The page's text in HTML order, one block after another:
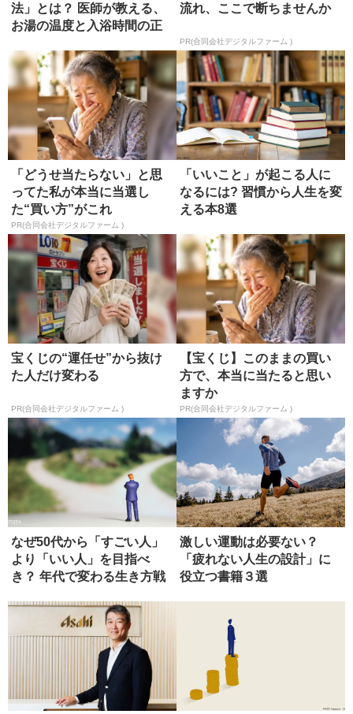
法」とは？ 医師が教える、
お湯の温度と入浴時間の正
流れ、ここで断ちませんか
PR(合同会社デジタルファーム )
「どうせ当たらない」と思
ってた私が本当に当選し
た“買い方”がこれ
PR(合同会社デジタルファーム )
「いいこと」が起こる人に
なるには? 習慣から人生を変
える本8選
宝くじの“運任せ”から抜け
た人だけ変わる
PR(合同会社デジタルファーム )
【宝くじ】このままの買い
方で、本当に当たると思い
ますか
PR(合同会社デジタルファーム )
なぜ50代から「すごい人」
より「いい人」を目指べ
き？ 年代で変わる生き方戦
激しい運動は必要ない？
「疲れない人生の設計」に
役立つ書籍３選